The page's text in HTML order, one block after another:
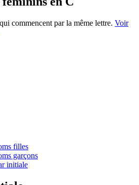
commencent par la même lettre. Voir
filles
garçons
initiale